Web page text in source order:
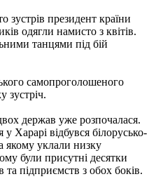
зустрів президент країни
одягли намисто з квітів.
танцями під бій
самопроголошеного
зустріч.
держав уже розпочалася.
Харарі відбувся білорусько-
якому уклали низку
були присутні десятки
та підприємств з обох боків.